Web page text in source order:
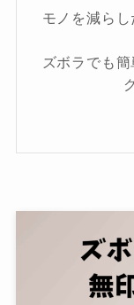
モノを減ら
ズボラでも